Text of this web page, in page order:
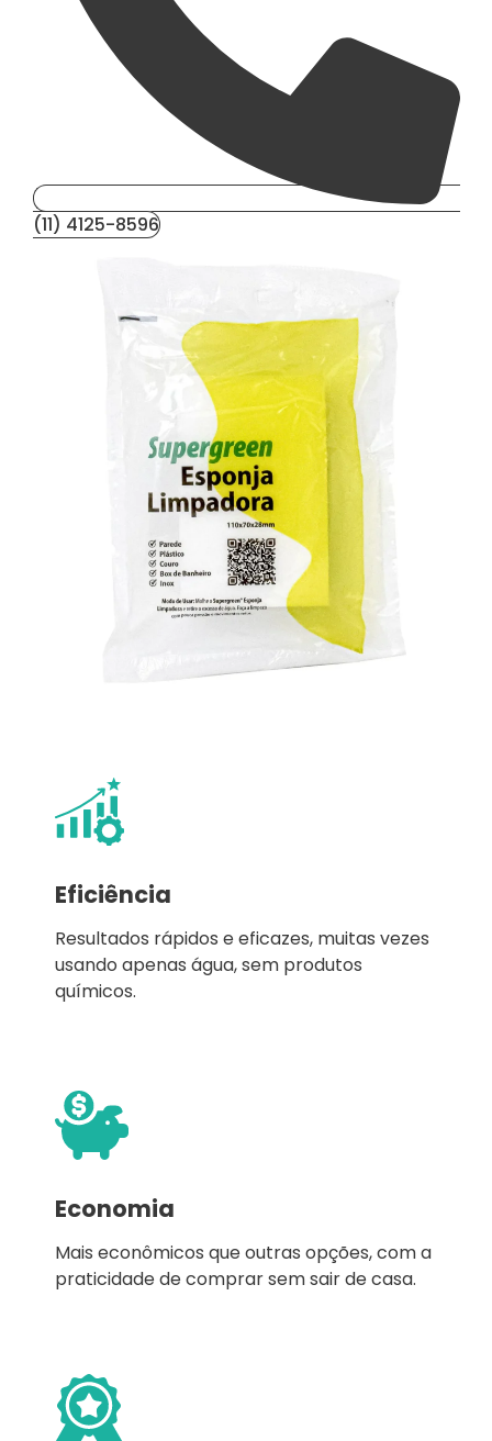
(11) 4125-8596
Eficiência
Resultados rápidos e eficazes, muitas vezes
usando apenas água, sem produtos
químicos.
Economia
Mais econômicos que outras opções, com a
praticidade de comprar sem sair de casa.